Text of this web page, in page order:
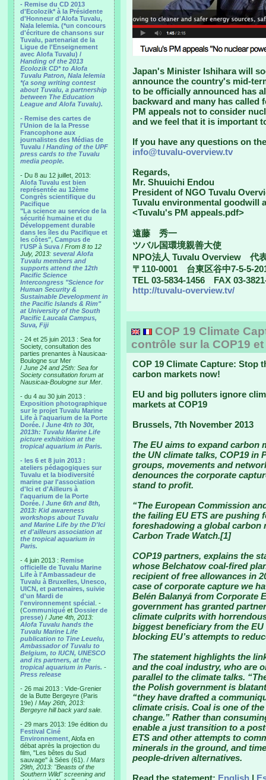
- Remise du CD 2013
d'Ecolozik* à la Présidente
d'Honneur d'Alofa Tuvalu,
Nala Ielemia. (*un concours
d'écriture de chansons sur
Tuvalu, partenariat de la
Ligue de l'Enseignement
avec Alofa Tuvalu) /
Handing of the 2013
Ecolozik CD* to Alofa
Tuvalu Patron, Nala Ielemia
*(a song writing contest
about Tuvalu, a partnership
between The Education
League and Alofa Tuvalu).
- Remise des cartes de
l'Union de la la Presse
Francophone aux
journalistes des Médias de
Tuvalu / Handing of the UPF
press cards to the Tuvalu
media people.
- Du 8 au 12 juillet, 2013:
Alofa Tuvalu est bien
représentée au 12ème
Congrès scientifique du
Pacifique
"La science au service de la
sécurité humaine et du
Développement durable
dans les îles du Pacifique et
les côtes", Campus de
l'USP à Suva / From 8 to 12
July, 2013: several Alofa
Tuvalu members and
supports attend the 12th
Pacific Science
Intercongress "Science for
Human Security &
Sustainable Development in
the Pacific Islands & Rim"
at University of the South
Pacific Laucala Campus,
Suva, Fiji
- 24 et 25 juin 2013 : Sea for
Society, consultation des
parties prenantes à Nausicaa-
Boulogne sur Mer
/ June 24 and 25th: Sea for
Society consultation forum at
Nausicaa-Boulogne sur Mer.
- du 4 au 30 juin 2013 :
Exposition photographique
sur le projet Tuvalu Marine
Life à l'aquarium de la Porte
Dorée. / June 4th to 30t,
2013h: Tuvalu Marine Life
picture exhibition at the
tropical aquarium in Paris.
- les 6 et 8 juin 2013 :
ateliers pédagogiques sur
Tuvalu et la biodiversité
marine par l'association
d'Ici et d'Ailleurs à
l'aquarium de la Porte
Dorée. / June 6th and 8th,
2013: Kid awareness
workshops about Tuvalu
and Marine Life by the D'Ici
et d'ailleurs association at
the tropical aquarium in
Paris.
- 4 juin 2013 : Remise
officielle de Tuvalu Marine
Life à l'Ambassadeur de
Tuvalu à Bruxelles, Unesco,
UICN, et partenaires, suivie
d'un Mardi de
l'environnement spécial . -
(Communiqué et Dossier de
presse) / June 4th, 2013:
Alofa Tuvalu hands the
Tuvalu Marine Life
publication to Tine Leuelu,
Ambassador of Tuvalu to
Belgium, to IUCN, UNESCO
and its partners, at the
tropical aquarium in Paris. -
Press release
- 26 mai 2013 : Vide-Grenier
de la Butte Bergeyre (Paris
19e) / May 26th, 2013:
Bergeyre hill back yard sale.
- 29 mars 2013: 19e édition du
Festival Ciné
Environnement , Alofa en
débat après la projection du
film, "Les bêtes du Sud
sauvage" à Sées (61). / Mars
29th, 2013: "Beasts of the
Southern Wild" screening and
Japan's Minister Ishihara will
announce the country's mid-
to be officially announced has
backward and many has called
PM appeals not to consider
and we feel that it is important
If you have any questions on
info@tuvalu-overview.tv
Regards,
Mr. Shuuichi Endou
President of NGO Tuvalu
Tuvalu environmental goodwill
<Tuvalu's PM appeals.pdf>
遠藤 秀一
ツバル国環境親善大使
NPO法人 Tuvalu Overview 代
〒110-0001 台東区谷中7-5-5-
TEL 03-5834-1456 FAX 03-
http://tuvalu-overview.tv/
COP 19 Climate
contrôle sur la COP19
COP 19 Climate Capture: Stop
carbon markets now!
EU and big polluters ignore
markets at COP19
Brussels, 7th November 2013
The EU aims to expand
the UN climate talks, COP19 in
groups, movements and
denounces the corporate
stand to profit.
“The European Commission
the failing EU ETS are pushing
foreshadowing a global carbon
Carbon Trade Watch.[1]
COP19 partners, explains the
whose Belchatow coal-fired
recipient of free allowances in
case of corporate capture we
Belén Balanyá from Corporate
government has granted
climate culprits with
biggest beneficiary from the
blocking EU’s attempts to
The statement highlights the
and the coal industry, who are
parallel to the climate talks.
the Polish government is
“they have drafted a
climate crisis. Coal is one of
change.” Rather than
enable a just transition to a
ETS and other attempts to
minerals in the ground, and
people-driven alternatives.
Read the statement: English |